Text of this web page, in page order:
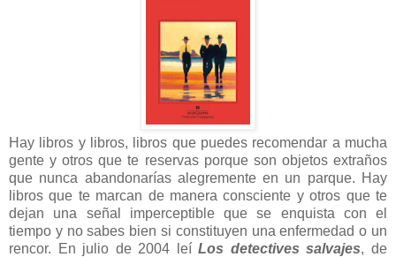
Hay libros y libros, libros que puedes recomendar a mucha
gente y otros que te reservas porque son objetos extraños
que nunca abandonarías alegremente en un parque. Hay
libros que te marcan de manera consciente y otros que te
dejan una señal imperceptible que se enquista con el
tiempo y no sabes bien si constituyen una enfermedad o un
rencor. En julio de 2004 leíLos detectives salvajes, de